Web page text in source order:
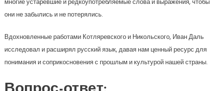
они не забылись и не потерялись.
Вдохновленные работами Котляревского и Никольского, Иван Даль
исследовал и расширял русский язык, давая нам ценный ресурс для
понимания и соприкосновения с прошлым и культурой нашей страны.